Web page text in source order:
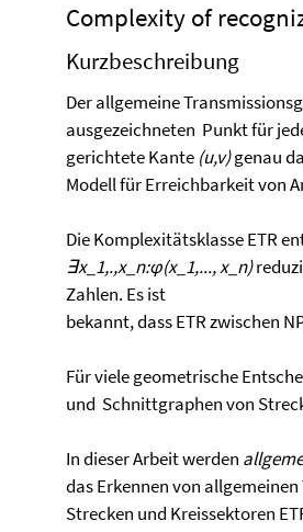
Complexity of
Kurzbeschreibung
Der allgemeine
ausgezeichneten Punkt für
gerichtete Kante (u,v)genau
Modell für Erreichbarkeit von
Die Komplexitätsklasse ETR
∃x_1,.,x_n:ϕ(x_1,..., x_n)
Zahlen. Es ist
bekannt, dass ETR zwischen
Für viele geometrische
und Schnittgraphen von
In dieser Arbeit werden
das Erkennen von
Strecken und Kreissektoren